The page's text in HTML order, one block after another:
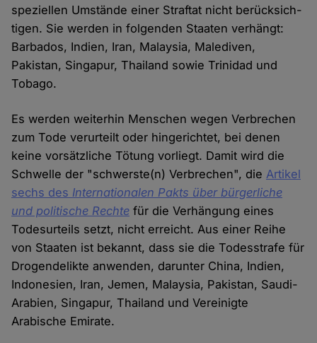
speziellen Umstände einer Straftat nicht berücksich­
tigen. Sie werden in folgenden Staaten verhängt:
Barbados, Indien, Iran, Malaysia, Malediven,
Pakistan, Singapur, Thailand sowie Trinidad und
Tobago.
Es werden weiterhin Menschen wegen Verbrechen
zum Tode verurteilt oder hingerichtet, bei denen
keine vorsätzliche Tötung vorliegt. Damit wird die
Schwelle der "schwerste(n) Verbrechen", dieArti­kel
sechs des Internationalen Pakts über bürgerliche
und politische Rechte für die Verhängung eines
Todesurteils setzt, nicht erreicht. Aus einer Reihe
von Staaten ist bekannt, dass sie die Todesstrafe für
Drogendelikte anwenden, darunter China, Indien,
Indonesien, Iran, Jemen, Malaysia, Pakistan, Saudi-
Ara­bien, Singapur, Thailand und Vereinigte
Arabische Emirate.